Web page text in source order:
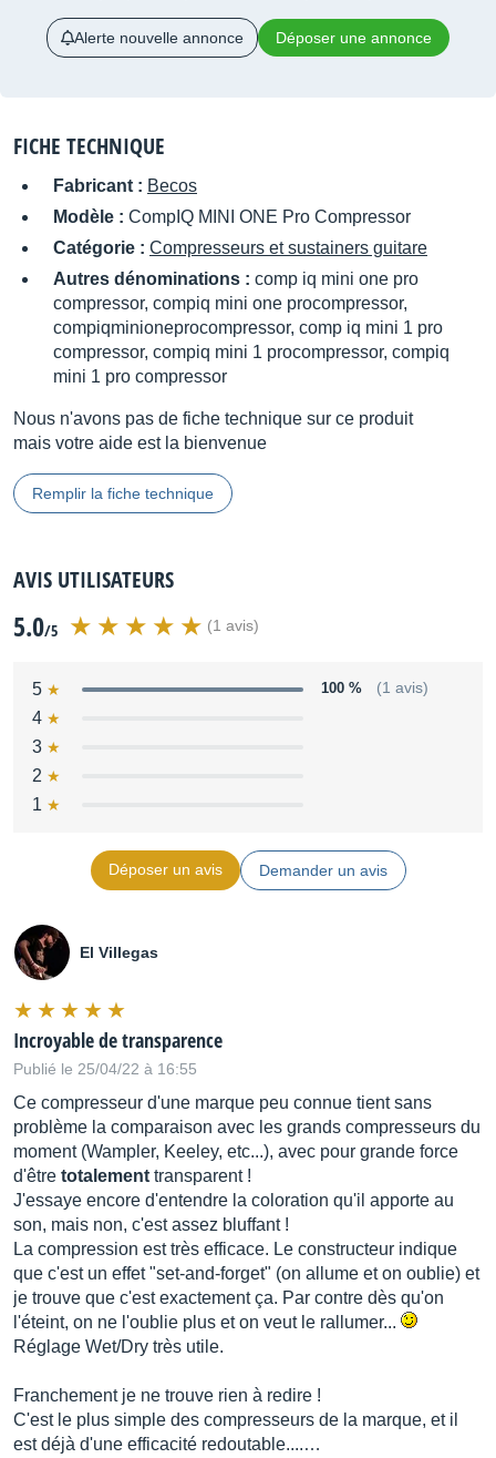
Alerte nouvelle annonce Déposer une annonce
FICHE TECHNIQUE
Fabricant : Becos
Modèle : CompIQ MINI ONE Pro Compressor
Catégorie : Compresseurs et sustainers guitare
Autres dénominations : comp iq mini one pro
compressor, compiq mini one procompressor,
compiqminioneprocompressor, comp iq mini 1 pro
compressor, compiq mini 1 procompressor, compiq
mini 1 pro compressor
Nous n'avons pas de fiche technique sur ce produit
mais votre aide est la bienvenue
Remplir la fiche technique
AVIS UTILISATEURS
5.0/5 (1 avis)
5 100 % (1 avis)
4
3
2
1
Déposer un avis Demander un avis
El Villegas
Incroyable de transparence
Publié le 25/04/22 à 16:55
Ce compresseur d'une marque peu connue tient sans
problème la comparaison avec les grands compresseurs du
moment (Wampler, Keeley, etc...), avec pour grande force
d'être totalement transparent !
J'essaye encore d'entendre la coloration qu'il apporte au
son, mais non, c'est assez bluffant !
La compression est très efficace. Le constructeur indique
que c'est un effet "set-and-forget" (on allume et on oublie) et
je trouve que c'est exactement ça. Par contre dès qu'on
l'éteint, on ne l'oublie plus et on veut le rallumer...
Réglage Wet/Dry très utile.
Franchement je ne trouve rien à redire !
C'est le plus simple des compresseurs de la marque, et il
est déjà d'une efficacité redoutable....…